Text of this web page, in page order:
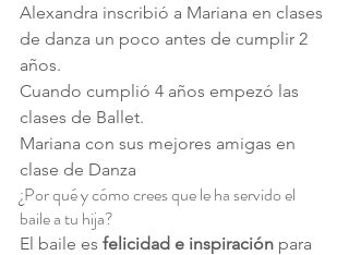
Alexandra inscribió a Mariana en clases
de danza un poco antes de cumplir 2
años.
Cuando cumplió 4 años empezó las
clases de Ballet.
Mariana con sus mejores amigas en
clase de Danza
¿Por qué y cómo crees que le ha servido el
baile a tu hija?
El baile es felicidad e inspiración para